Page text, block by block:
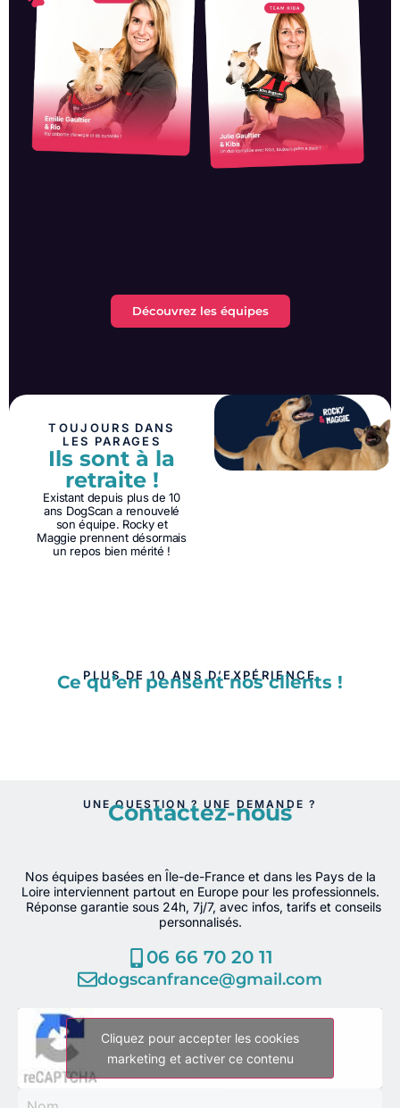
Découvrez les équipes
TOUJOURS DANS
LES PARAGES
Ils sont à la
retraite !
Existant depuis plus de 10
ans DogScan a renouvelé
son équipe. Rocky et
Maggie prennent désormais
un repos bien mérité !
PLUS DE 10 ANS D’EXPÉRIENCE
Ce qu’en pensent nos clients !
UNE QUESTION ? UNE DEMANDE ?
Contactez-nous
Nos équipes basées en Île-de-France et dans les Pays de la
Loire interviennent partout en Europe pour les professionnels.
Réponse garantie sous 24h, 7j/7, avec infos, tarifs et conseils
personnalisés.
06 66 70 20 11
dogscanfrance@gmail.com
Cliquez pour accepter les cookies
marketing et activer ce contenu